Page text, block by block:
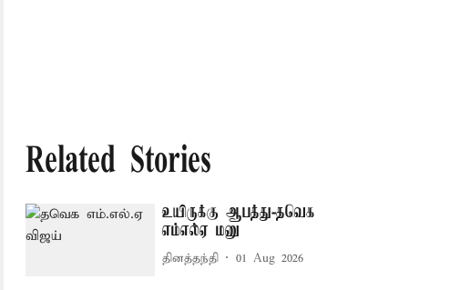
Related Stories
உயிருக்கு ஆபத்து-தவெக
எம்எல்ஏ மனு
தினத்தந்தி 01 Aug 2026